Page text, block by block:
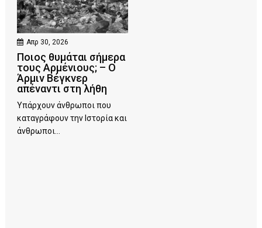
Απρ 30, 2026
Ποιος θυμάται σήμερα
τους Αρμένιους; – Ο
Άρμιν Βέγκνερ
απέναντι στη λήθη
Υπάρχουν άνθρωποι που
καταγράφουν την Ιστορία και
άνθρωποι...